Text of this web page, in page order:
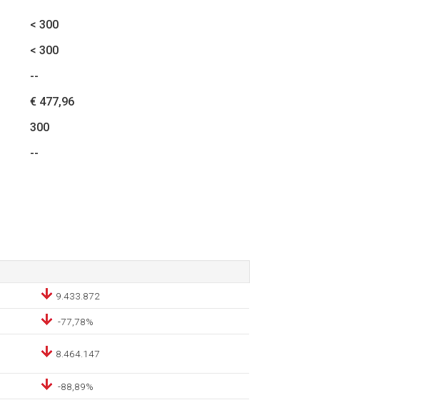
< 300
< 300
--
€ 477,96
300
--
9.433.872
-77,78%
8.464.147
-88,89%